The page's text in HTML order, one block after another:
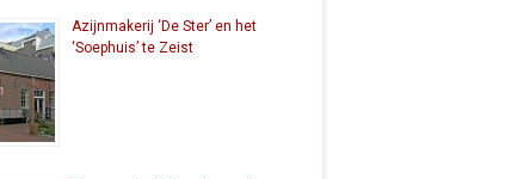
Azijnmakerij ‘De Ster’ en het
‘Soephuis’ te Zeist